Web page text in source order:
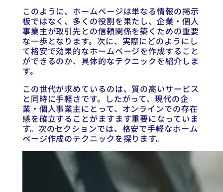
このように、ホームページは単なる情報の掲示
板ではなく、多くの役割を果たし、企業・個人
事業主が取引先との信頼関係を築くための重要
な一歩となります。次に、実際にどのようにし
て格安で効果的なホームページを作成すること
ができるのか、具体的なテクニックを紹介しま
す。
この世代が求めているのは、質の高いサービス
と同時に手軽さです。したがって、現代の企
業・個人事業主にとって、オンラインでの存在
感を確立することがますます重要になっていま
す。次のセクションでは、格安で手軽なホーム
ページ作成のテクニックを探ります。